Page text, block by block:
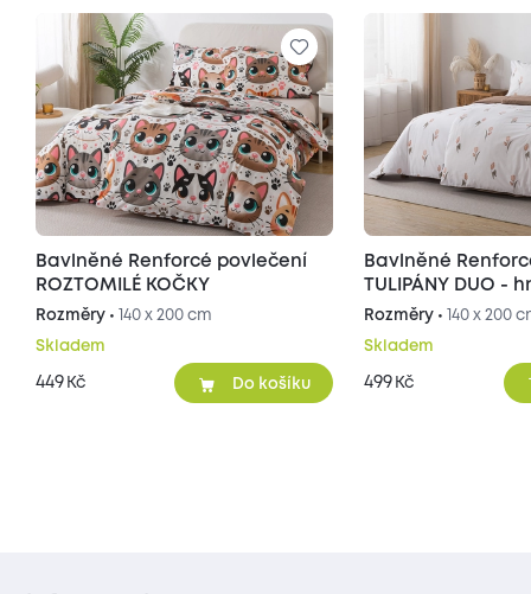
Bavlněné Renforcé povlečení
ROZTOMILÉ KOČKY
Rozměry • 140 x 200 cm
Skladem
449 Kč Do košíku
Bavlněné
TULIPÁNY DUO -
Rozměry • 140 x 200
Skladem
499 Kč